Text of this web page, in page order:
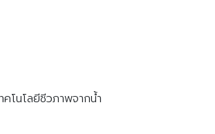
โนโลยีชีวภาพจากน้ำ